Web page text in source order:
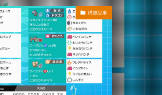
構築記事